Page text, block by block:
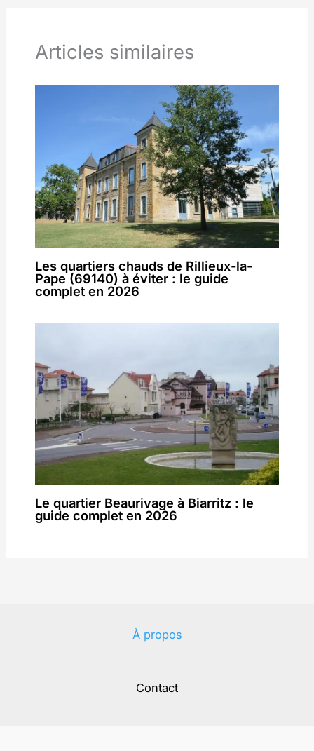
Articles similaires
Les quartiers chauds de Rillieux-la-
Pape (69140) à éviter : le guide
complet en 2026
Le quartier Beaurivage à Biarritz : le
guide complet en 2026
À propos
Contact